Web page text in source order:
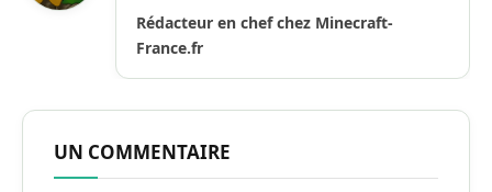
Rédacteur en chef chez Minecraft-
France.fr
UN COMMENTAIRE